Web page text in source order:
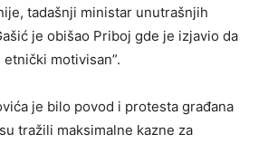
tadašnji ministar unutrašnjih
je obišao Priboj gde je izjavio da
motivisan”.
je bilo povod i protesta građana
tražili maksimalne kazne za